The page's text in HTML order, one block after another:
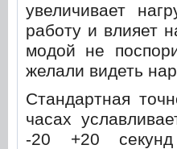
увеличивает
работу и влияет
модой не
желали видеть
Стандартная
часах
-20 +20